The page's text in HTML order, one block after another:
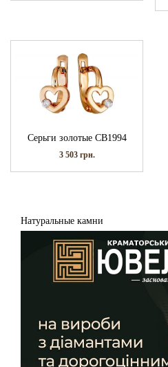
Серьги золотые СВ1994
3 503 грн.
Натуральные камни